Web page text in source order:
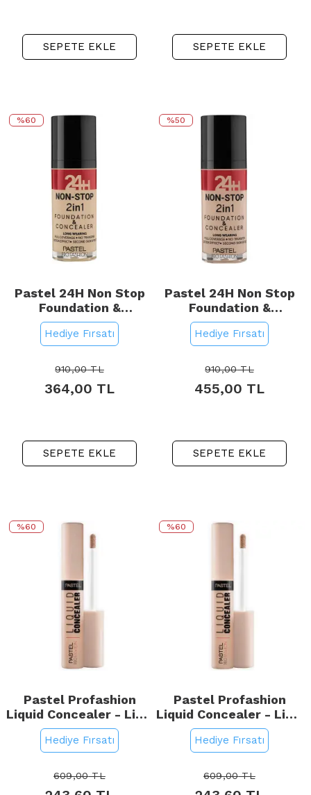
SEPETE EKLE SEPETE EKLE
%60
Pastel 24H Non Stop
Foundation &
Concealer - Fondöten
Kapatıcı No: 604
Hediye Fırsatı
910,00TL
364,00 TL
SEPETE EKLE
%50
Pastel 24H Non Stop
Foundation &
Concealer - Fondöten
Kapatıcı No: 605 Sand
Hediye Fırsatı
910,00TL
455,00 TL
SEPETE EKLE
%60
Pastel Profashion
Liquid Concealer - Likit
Kapatıcı No: 102 Nude
Hediye Fırsatı
609,00TL
%60
Pastel Profashion
Liquid Concealer - Likit
Kapatıcı No: 103 Peach
Hediye Fırsatı
609,00TL